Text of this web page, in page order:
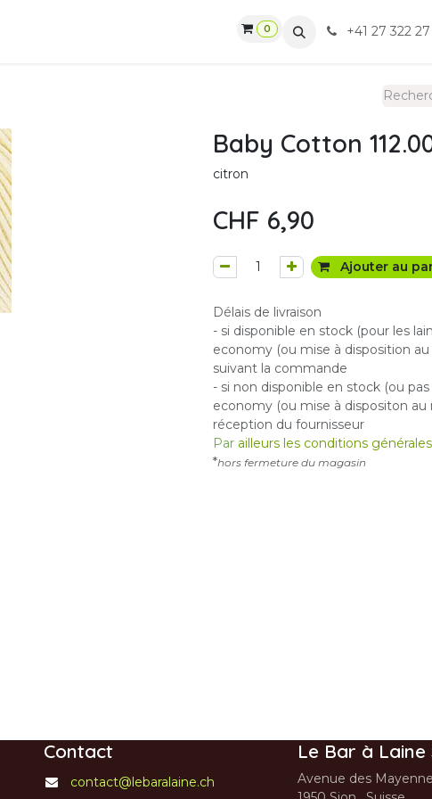
CGV 0 +41 27 322
Baby Cotton
citron
CHF 6,90
Ajouter au
Délais de livraison
- si disponible en stock (pour les
economy (ou mise à disposition
suivant la commande
- si non disponible en stock (ou
economy (ou mise à dispositon au
réception du fournisseur
Par ailleurs les conditions
*hors fermeture du magasin
Contact
contact@lebaralaine.ch
Le Bar à Laine
Avenue des